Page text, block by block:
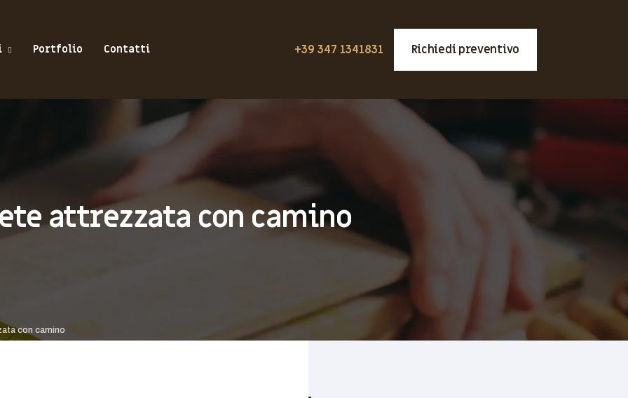
Portfolio Contatti +39 347 1341831 Richiedi preventivo
attrezzata con camino
con camino